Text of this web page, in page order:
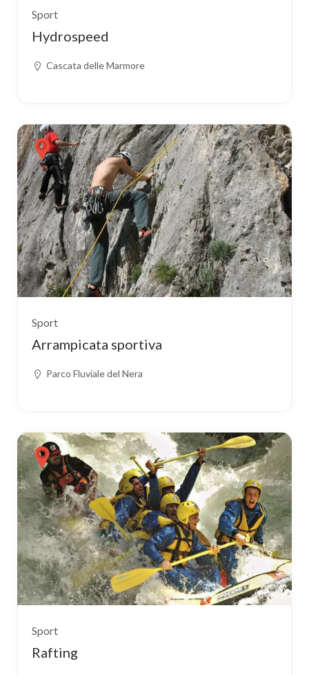
Sport
Hydrospeed
Cascata delle Marmore
Sport
Arrampicata sportiva
Parco Fluviale del Nera
Sport
Rafting